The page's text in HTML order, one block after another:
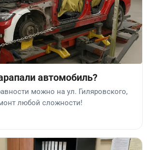
автомобиль?
можно на ул. Гиляровского,
любой сложности!